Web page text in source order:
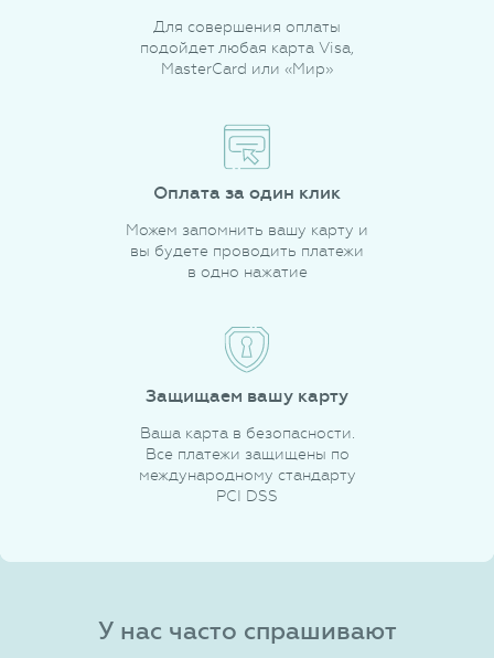
Для совершения оплаты
подойдет любая карта Visa,
MasterCard или «Мир»
Оплата за один клик
Можем запомнить вашу карту и
вы будете проводить платежи
в одно нажатие
Защищаем вашу карту
Ваша карта в безопасности.
Все платежи защищены по
международному стандарту
PCI DSS
У нас часто спрашивают